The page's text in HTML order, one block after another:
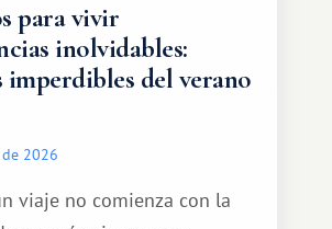
para vivir
inolvidables:
imperdibles del verano
2026
viaje no comienza con la